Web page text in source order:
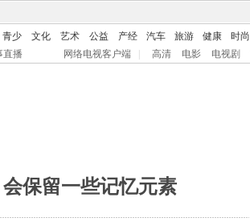
青少 文化 艺术 公益 产经 汽车 旅游 健康 时尚
直播 网络电视客户端 高清 电影 电视剧
保留一些记忆元素